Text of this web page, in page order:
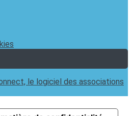
le logiciel des associations